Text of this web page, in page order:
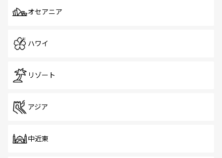
オセアニア
ハワイ
リゾート
アジア
中近東